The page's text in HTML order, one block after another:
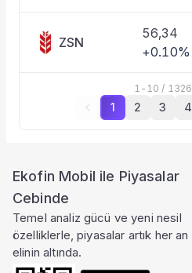
ZSN
56,34
+0.10%
1 - 10 / 1326
1 2 3 4
Ekofin Mobil ile Piyasalar
Cebinde
Temel analiz gücü ve yeni nesil
özelliklerle, piyasalar artık her an
elinin altında.